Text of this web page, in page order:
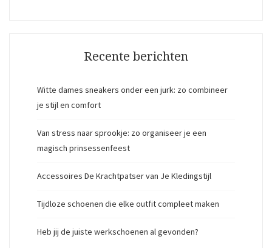
Recente berichten
Witte dames sneakers onder een jurk: zo combineer
je stijl en comfort
Van stress naar sprookje: zo organiseer je een
magisch prinsessenfeest
Accessoires De Krachtpatser van Je Kledingstijl
Tijdloze schoenen die elke outfit compleet maken
Heb jij de juiste werkschoenen al gevonden?